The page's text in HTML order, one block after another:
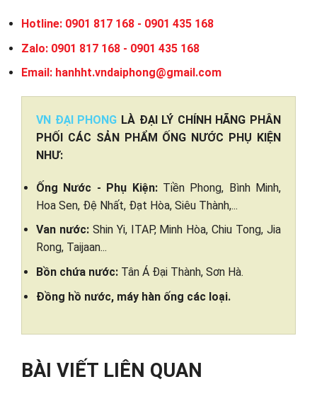
Hotline: 0901 817 168 - 0901 435 168
Zalo: 0901 817 168 - 0901 435 168
Email: hanhht.vndaiphong@gmail.com
VN ĐẠI PHONG LÀ ĐẠI LÝ CHÍNH HÃNG PHÂN
PHỐI CÁC SẢN PHẨM ỐNG NƯỚC PHỤ KIỆN
NHƯ:
Ống Nước - Phụ Kiện:Tiền Phong, Bình Minh,
Hoa Sen, Đệ Nhất, Đạt Hòa, Siêu Thành,...
Van nước:Shin Yi, ITAP, Minh Hòa, Chiu Tong, Jia
Rong, Taijaan...
Bồn chứa nước: Tân Á Đại Thành, Sơn Hà.
Đồng hồ nước, máy hàn ống các loại.
BÀI VIẾT LIÊN QUAN